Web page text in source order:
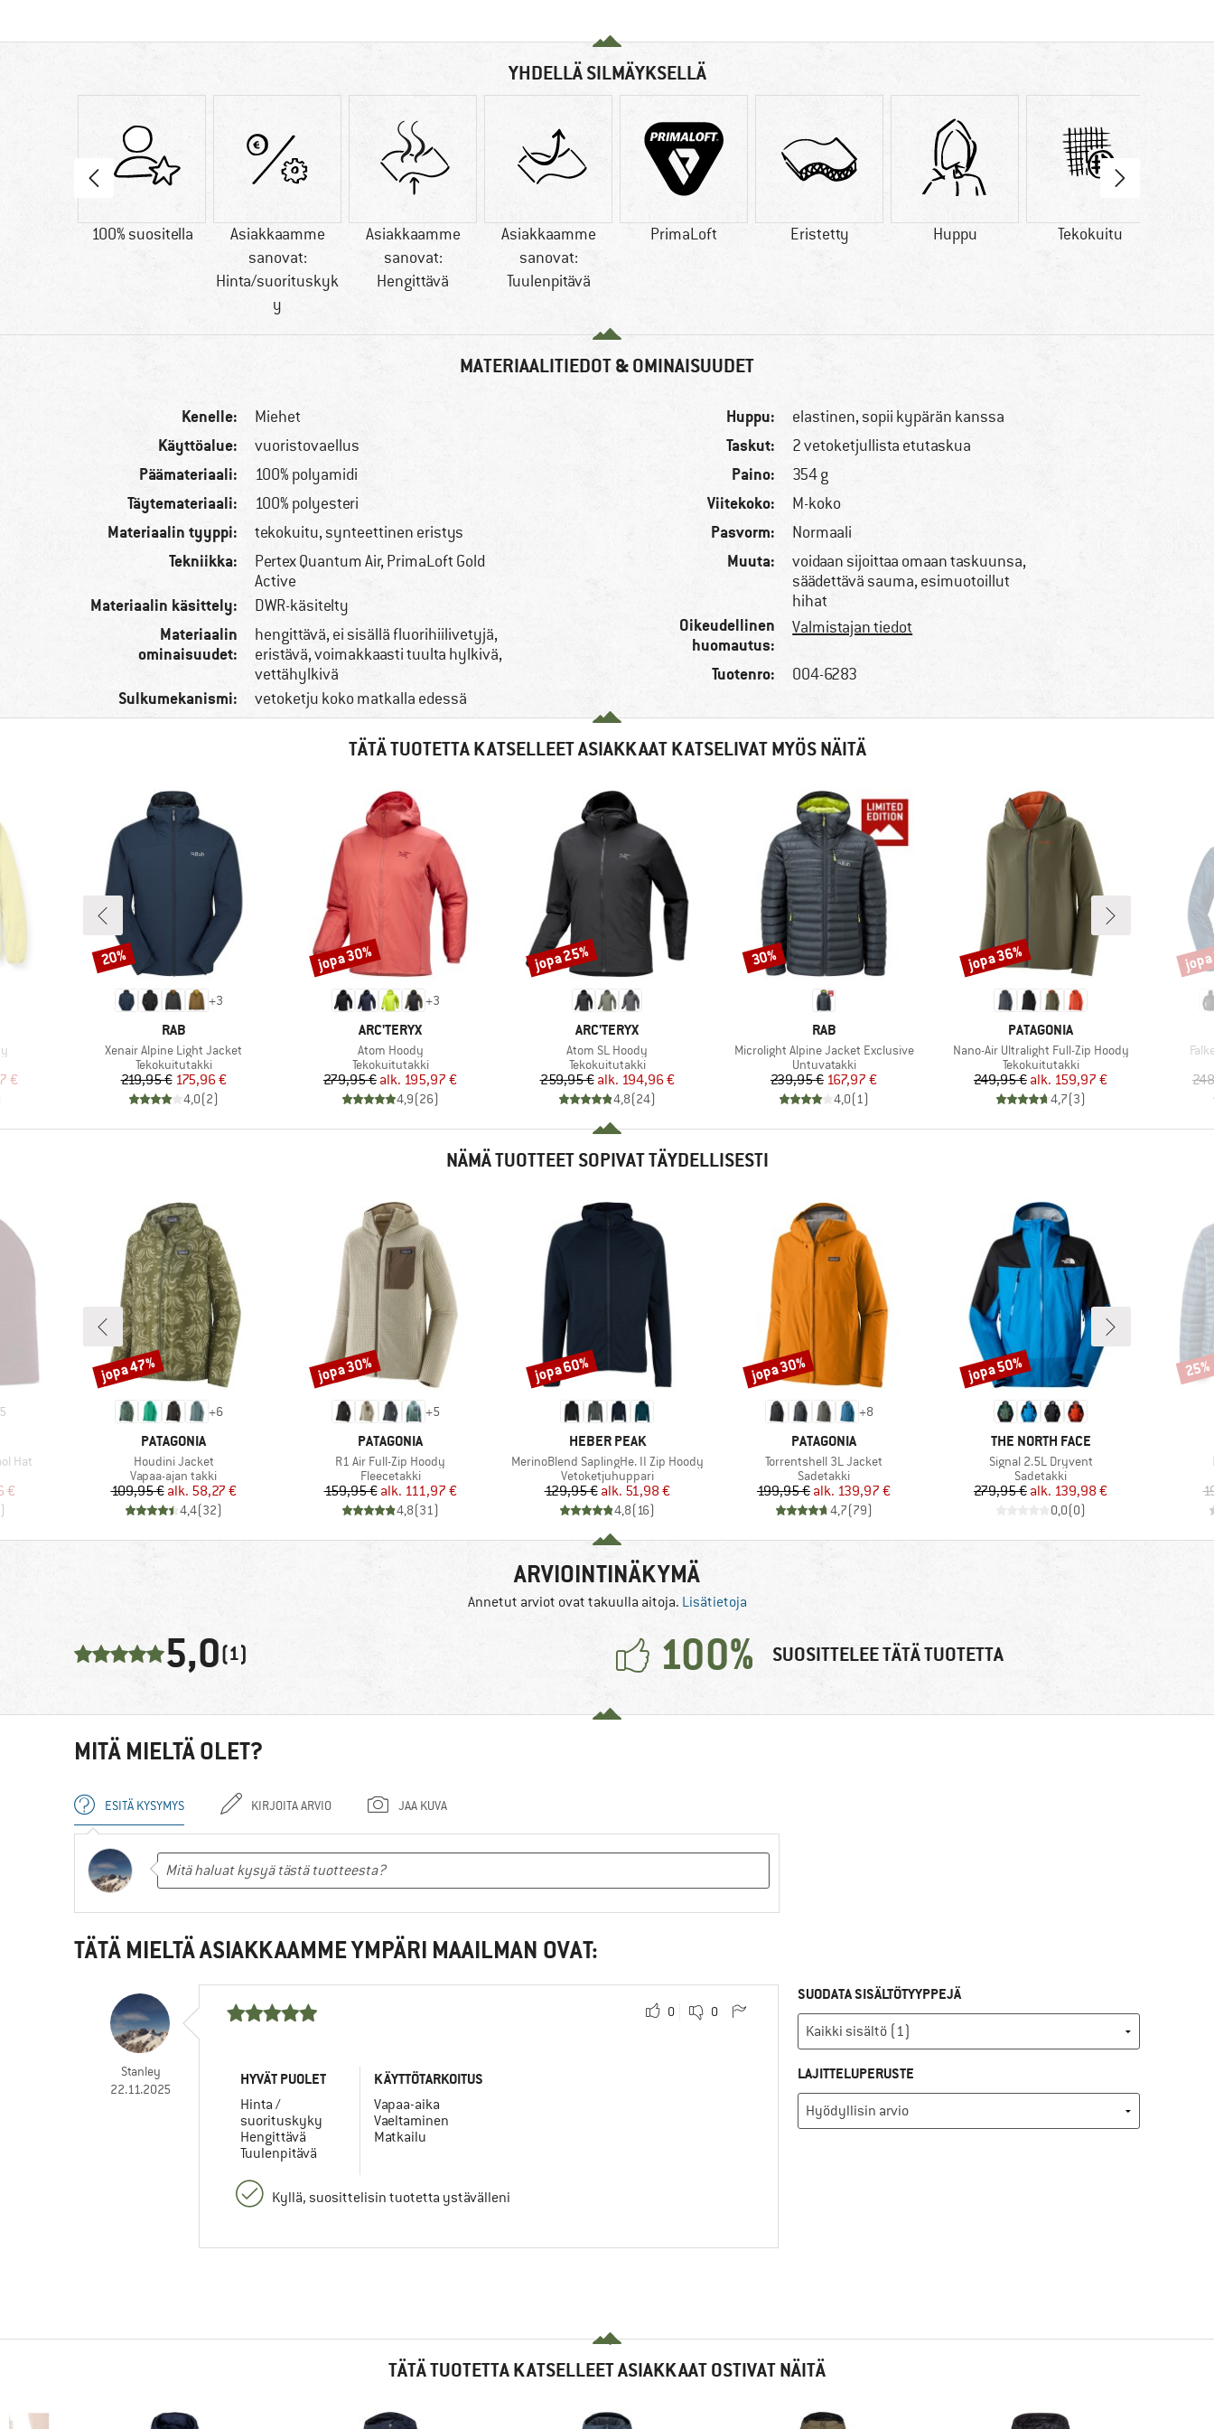
YHDELLÄ SILMÄYKSELLÄ
100% suositella
Asiakkaamme
sanovat:
Hinta/suorituskyk
y
Asiakkaamme
sanovat:
Hengittävä
Asiakkaamme
sanovat:
Tuulenpitävä
PrimaLoft Eristetty Huppu Tekokuitu
MATERIAALITIEDOT & OMINAISUUDET
Kenelle: Miehet
Käyttöalue: vuoristovaellus
Päämateriaali: 100% polyamidi
Täytemateriaali: 100% polyesteri
Materiaalin tyyppi: tekokuitu, synteettinen eristys
Tekniikka:
Pertex Quantum Air, PrimaLoft Gold
Active
Materiaalin käsittely: DWR-käsitelty
Materiaalin
ominaisuudet:
hengittävä, ei sisällä fluorihiilivetyjä,
eristävä, voimakkaasti tuulta hylkivä,
vettähylkivä
Sulkumekanismi: vetoketju koko matkalla edessä
Huppu: elastinen, sopii kypärän kanssa
Taskut: 2 vetoketjullista etutaskua
Paino: 354 g
Viitekoko: M-koko
Pasvorm: Normaali
Muuta:
voidaan sijoittaa omaan taskuunsa,
säädettävä sauma, esimuotoillut
hihat
Oikeudellinen
huomautus:
Valmistajan tiedot
Tuotenro: 004-6283
TÄTÄ TUOTETTA KATSELLEET ASIAKKAAT KATSELIVAT MYÖS NÄITÄ
hinta
€
+3
MERKKI
RAB
Tuote
Xenair Alpine Light Jacket
Tuoteryhmä
Tekokuitutakki
Hinta
219,95 €Alennettu hinta
175,96 €
4,0(2)
Alennus
20%
+3
MERKKI
ARC'TERYX
Tuote
Atom Hoody
Tuoteryhmä
Tekokuitutakki
Hinta
279,95 € Alennettu hinta
alk. 195,97 €
4,9(26)
Alennus
jopa 30%
MERKKI
ARC'TERYX
Tuote
Atom SL Hoody
Tuoteryhmä
Tekokuitutakki
Hinta
259,95 € Alennettu hinta
alk. 194,96 €
4,8(24)
Alennus
jopa 25%
MERKKI
RAB
Tuote
Microlight Alpine Jacket Exclusive
Tuoteryhmä
Untuvatakki
Hinta
239,95 €Alennettu hinta
167,97 €
4,0(1)
Alennus
30%
MERKKI
PATAGONIA
Tuote
Nano-Air Ultralight Full-Zip Hoody
Tuoteryhmä
Tekokuitutakki
Hinta
249,95 € Alennettu hinta
alk. 159,97 €
4,7(3)
Alennus
jopa 36%
NÄMÄ TUOTTEET SOPIVAT TÄYDELLISESTI
5
Hat
hinta
€
)
+6
MERKKI
PATAGONIA
Tuote
Houdini Jacket
Tuoteryhmä
Vapaa-ajan takki
Hinta
109,95 € Alennettu hinta
alk. 58,27 €
4,4(32)
Alennus
jopa 47%
+5
MERKKI
PATAGONIA
Tuote
R1 Air Full-Zip Hoody
Tuoteryhmä
Fleecetakki
Hinta
159,95 € Alennettu hinta
alk. 111,97 €
4,8(31)
Alennus
jopa 30%
MERKKI
HEBER PEAK
Tuote
MerinoBlend SaplingHe. II Zip Hoody
Tuoteryhmä
Vetoketjuhuppari
Hinta
129,95 € Alennettu hinta
alk. 51,98 €
4,8(16)
Alennus
jopa 60%
+8
MERKKI
PATAGONIA
Tuote
Torrentshell 3L Jacket
Tuoteryhmä
Sadetakki
Hinta
199,95 € Alennettu hinta
alk. 139,97 €
4,7(79)
Alennus
jopa 30%
MERKKI
THE NORTH FACE
Tuote
Signal 2.5L Dryvent
Tuoteryhmä
Sadetakki
Hinta
279,95 € Alennettu hinta
alk. 139,98 €
0,0(0)
Alennus
jopa 50% 25%
ARVIOINTINÄKYMÄ
Annetut arviot ovat takuulla aitoja. Lisätietoja
5,0(1) 100% SUOSITTELEE TÄTÄ TUOTETTA
MITÄ MIELTÄ OLET?
ESITÄ KYSYMYS KIRJOITA ARVIO JAA KUVA
TÄTÄ MIELTÄ ASIAKKAAMME YMPÄRI MAAILMAN OVAT:
Stanley
22.11.2025
0 0
HYVÄT PUOLET
Hinta /
suorituskyky
Hengittävä
Tuulenpitävä
KÄYTTÖTARKOITUS
Vapaa-aika
Vaeltaminen
Matkailu
Kyllä, suosittelisin tuotetta ystävälleni
SUODATA SISÄLTÖTYYPPEJÄ
LAJITTELUPERUSTE
TÄTÄ TUOTETTA KATSELLEET ASIAKKAAT OSTIVAT NÄITÄ